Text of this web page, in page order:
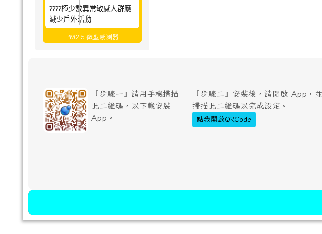
????極少數異常敏感人群應
減少戶外活動
PM2.5 微型感測器
『步驟一』請用手機掃描
此二維碼，以下載安裝
App。
『步驟二』安裝後，請開啟 App，並
掃描此二維碼以完成設定。
點我開啟QRCode